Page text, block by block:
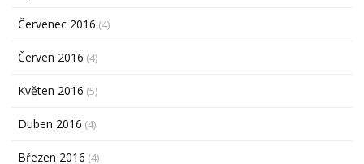
Červenec 2016 (4)
Červen 2016 (4)
Květen 2016 (5)
Duben 2016 (4)
Březen 2016 (4)